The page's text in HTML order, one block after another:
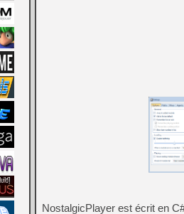
NostalgicPlayer est écrit en